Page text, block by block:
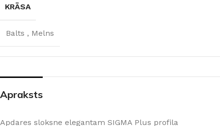
KRĀSA
Balts , Melns
Apraksts
Apdares sloksne elegantam SIGMA Plus profila